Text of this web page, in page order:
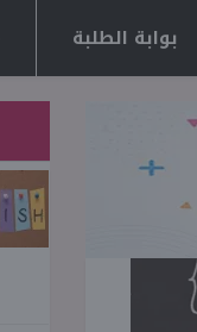
بوابة الطلبة